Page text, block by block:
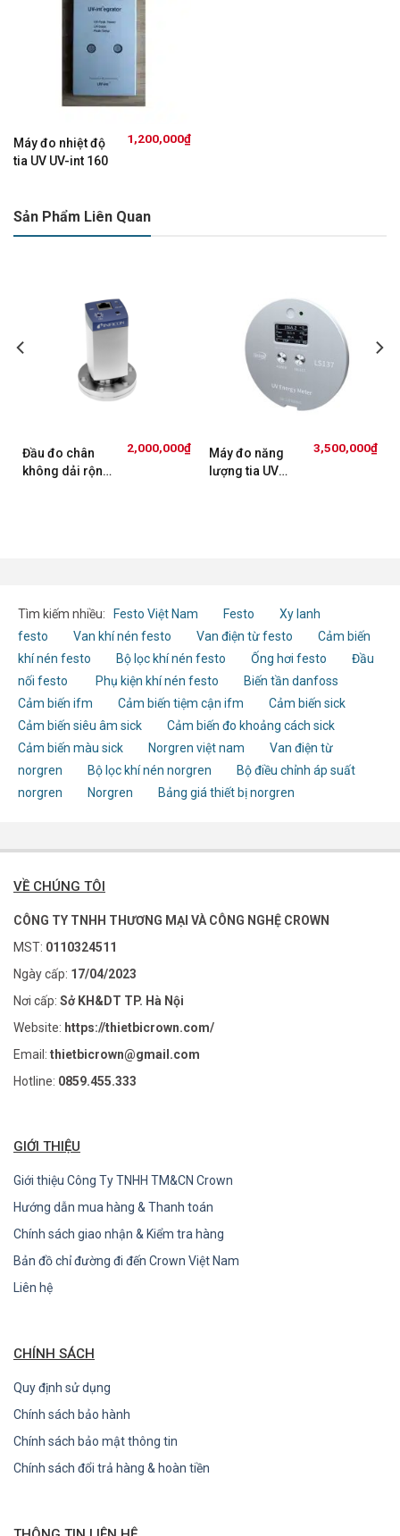
Máy đo nhiệt độ
tia UV UV-int 160
1,200,000₫
Sản Phẩm Liên Quan
Đầu đo chân
không dải rộng
2,000,000₫
Máy đo năng
lượng tia UV
3,500,000₫
Tìm kiếm nhiều: Festo Việt Nam Festo
Xy lanh
festo
Van khí nén festo Van điện từ festo
Cảm biến
khí nén festo
Bộ lọc khí nén festo Ống hơi festo
Đầu
nối festo
Phụ kiện khí nén festo
Biến tần danfoss
Cảm biến ifm
Cảm biến tiệm cận ifm
Cảm biến sick
Cảm biến siêu âm sick
Cảm biến đo khoảng cách sick
Cảm biến màu sick
Norgren việt nam
Van điện từ
norgren
Bộ lọc khí nén norgren
Bộ điều chỉnh áp suất
norgren
Norgren Bảng giá thiết bị norgren
VỀ CHÚNG TÔI
CÔNG TY TNHH THƯƠNG MẠI VÀ CÔNG NGHỆ CROWN
MST: 0110324511
Ngày cấp: 17/04/2023
Nơi cấp: Sở KH&DT TP. Hà Nội
Website: https://thietbicrown.com/
Email: thietbicrown@gmail.com
Hotline: 0859.455.333
GIỚI THIỆU
Giới thiệu Công Ty TNHH TM&CN Crown
Hướng dẫn mua hàng & Thanh toán
Chính sách giao nhận & Kiểm tra hàng
Bản đồ chỉ đường đi đến Crown Việt Nam
Liên hệ
CHÍNH SÁCH
Quy định sử dụng
Chính sách bảo hành
Chính sách bảo mật thông tin
Chính sách đổi trả hàng & hoàn tiền